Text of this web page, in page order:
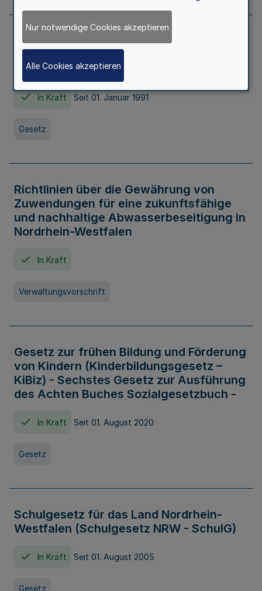
Erstes Gesetz zur Ausführung des
Kinder- und Jugendhilfegesetzes - AG -
KJHG -
In Kraft Seit 01. Januar 1991
Gesetz
Richtlinien über die Gewährung von
Zuwendungen für eine zukunftsfähige
und nachhaltige Abwasserbeseitigung in
Nordrhein-Westfalen
In Kraft
Verwaltungsvorschrift
Gesetz zur frühen Bildung und Förderung
von Kindern (Kinderbildungsgesetz –
KiBiz) - Sechstes Gesetz zur Ausführung
des Achten Buches Sozialgesetzbuch -
In Kraft Seit 01. August 2020
Gesetz
Schulgesetz für das Land Nordrhein-
Westfalen (Schulgesetz NRW - SchulG)
In Kraft Seit 01. August 2005
Gesetz
Nur notwendige Cookies akzeptieren
Alle Cookies akzeptieren